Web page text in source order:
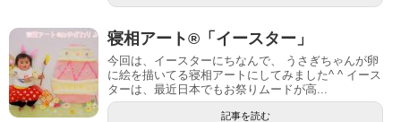
寝相アート®「イースター」
今回は、イースターにちなんで、 うさぎちゃんが卵
に絵を描いてる寝相アートにしてみました^ ^ イース
ターは、最近日本でもお祭りムードが高...
記事を読む